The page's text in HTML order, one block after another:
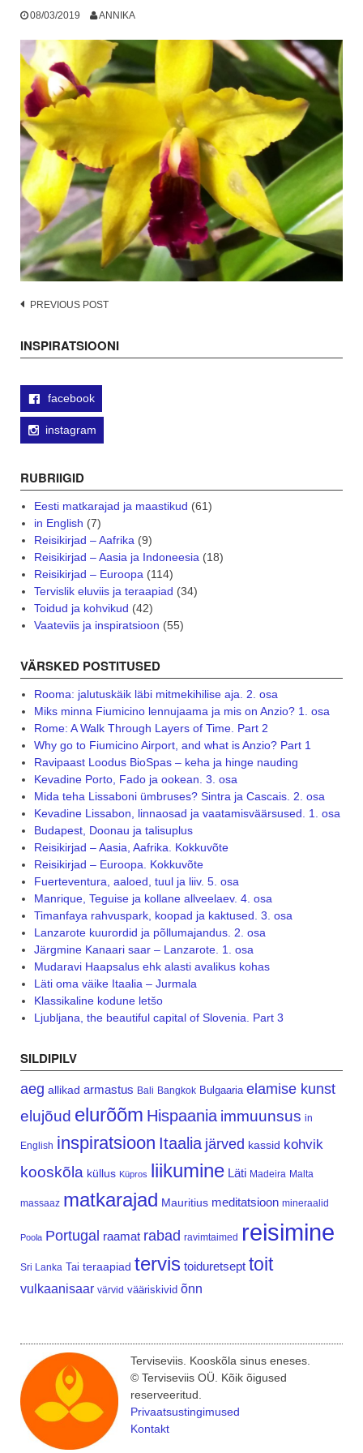
08/03/2019 ANNIKA
Post
PREVIOUS POST
INSPIRATSIOONI
facebook
instagram
RUBRIIGID
Eesti matkarajad ja maastikud (61)
in English (7)
Reisikirjad – Aafrika(9)
Reisikirjad – Aasia ja Indoneesia(18)
Reisikirjad – Euroopa(114)
Tervislik eluviis ja teraapiad (34)
Toidud ja kohvikud (42)
Vaateviis ja inspiratsioon (55)
VÄRSKED POSTITUSED
Rooma: jalutuskäik läbi mitmekihilise aja. 2. osa
Miks minna Fiumicino lennujaama ja mis on Anzio? 1. osa
Rome: A Walk Through Layers of Time. Part 2
Why go to Fiumicino Airport, and what is Anzio? Part 1
Ravipaast Loodus BioSpas – keha ja hinge nauding
Kevadine Porto, Fado ja ookean. 3. osa
Mida teha Lissaboni ümbruses? Sintra ja Cascais. 2. osa
Kevadine Lissabon, linnaosad ja vaatamisväärsused. 1. osa
Budapest, Doonau ja talisuplus
Reisikirjad – Aasia, Aafrika. Kokkuvõte
Reisikirjad – Euroopa. Kokkuvõte
Fuerteventura, aaloed, tuul ja liiv. 5. osa
Manrique, Teguise ja kollane allveelaev. 4. osa
Timanfaya rahvuspark, koopad ja kaktused. 3. osa
Lanzarote kuurordid ja põllumajandus. 2. osa
Järgmine Kanaari saar – Lanzarote. 1. osa
Mudaravi Haapsalus ehk alasti avalikus kohas
Läti oma väike Itaalia – Jurmala
Klassikaline kodune letšo
Ljubljana, the beautiful capital of Slovenia. Part 3
SILDIPILV
aeg allikad armastus Bali Bangkok Bulgaaria elamise kunst
elujõud elurõõm Hispaania immuunsus in
English inspiratsioon Itaalia järved kassid kohvik
kooskõla küllus Küpros liikumine Läti Madeira Malta
massaaz matkarajad Mauritius meditatsioon mineraalid
Poola Portugal raamat rabad ravimtaimed reisimine
Sri Lanka Tai teraapiad tervis toiduretsept toit
vulkaanisaar värvid vääriskivid õnn
Terviseviis. Kooskõla sinus eneses.
© Terviseviis OÜ. Kõik õigused
reserveeritud.
Privaatsustingimused
Kontakt